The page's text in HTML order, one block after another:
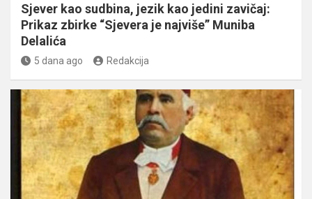
Sjever kao sudbina, jezik kao jedini zavičaj:
Prikaz zbirke “Sjevera je najviše” Muniba
Delalića
5 dana ago Redakcija